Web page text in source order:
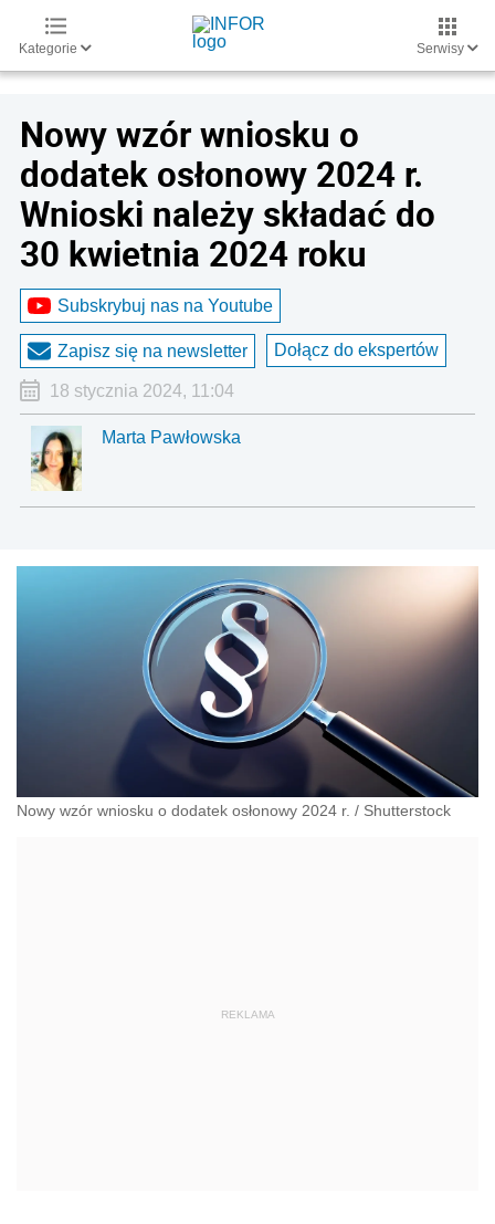
Kategorie Serwisy
Nowy wzór wniosku o
dodatek osłonowy 2024 r.
Wnioski należy składać do
30 kwietnia 2024 roku
Subskrybuj nas na Youtube
Zapisz się na newsletter Dołącz do ekspertów
18 stycznia 2024, 11:04
Marta Pawłowska
Nowy wzór wniosku o dodatek osłonowy 2024 r. / Shutterstock